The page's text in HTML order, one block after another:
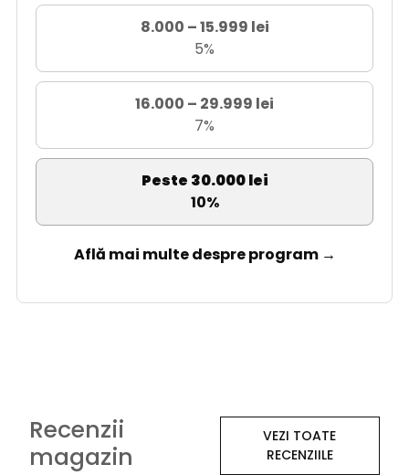
8.000 – 15.999 lei
5%
16.000 – 29.999 lei
7%
Peste 30.000 lei
10%
Află mai multe despre program →
Recenzii
magazin
VEZI TOATE
RECENZIILE